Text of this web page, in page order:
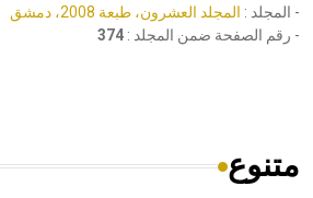
- المجلد : المجلد العشرون، طبعة 2008، دمشق
- رقم الصفحة ضمن المجلد : 374
متنوع